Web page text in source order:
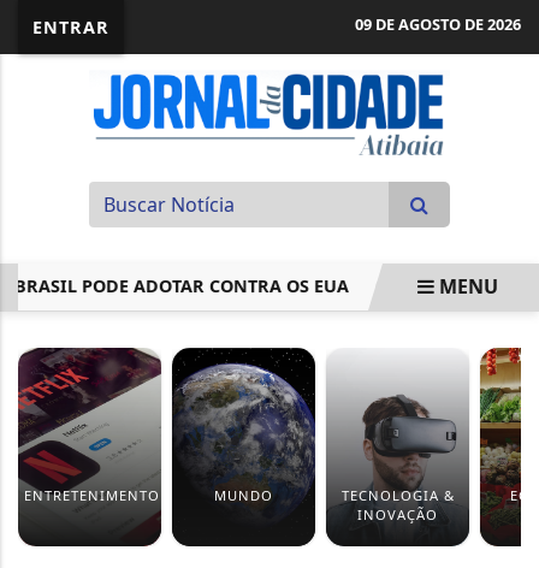
ENTRAR 09 DE AGOSTO DE 2026
PODE ADOTAR CONTRA OS EUA INEP DIVULGAMENU
ENTRETENIMENTO MUNDO
TECNOLOGIA &
INOVAÇÃO